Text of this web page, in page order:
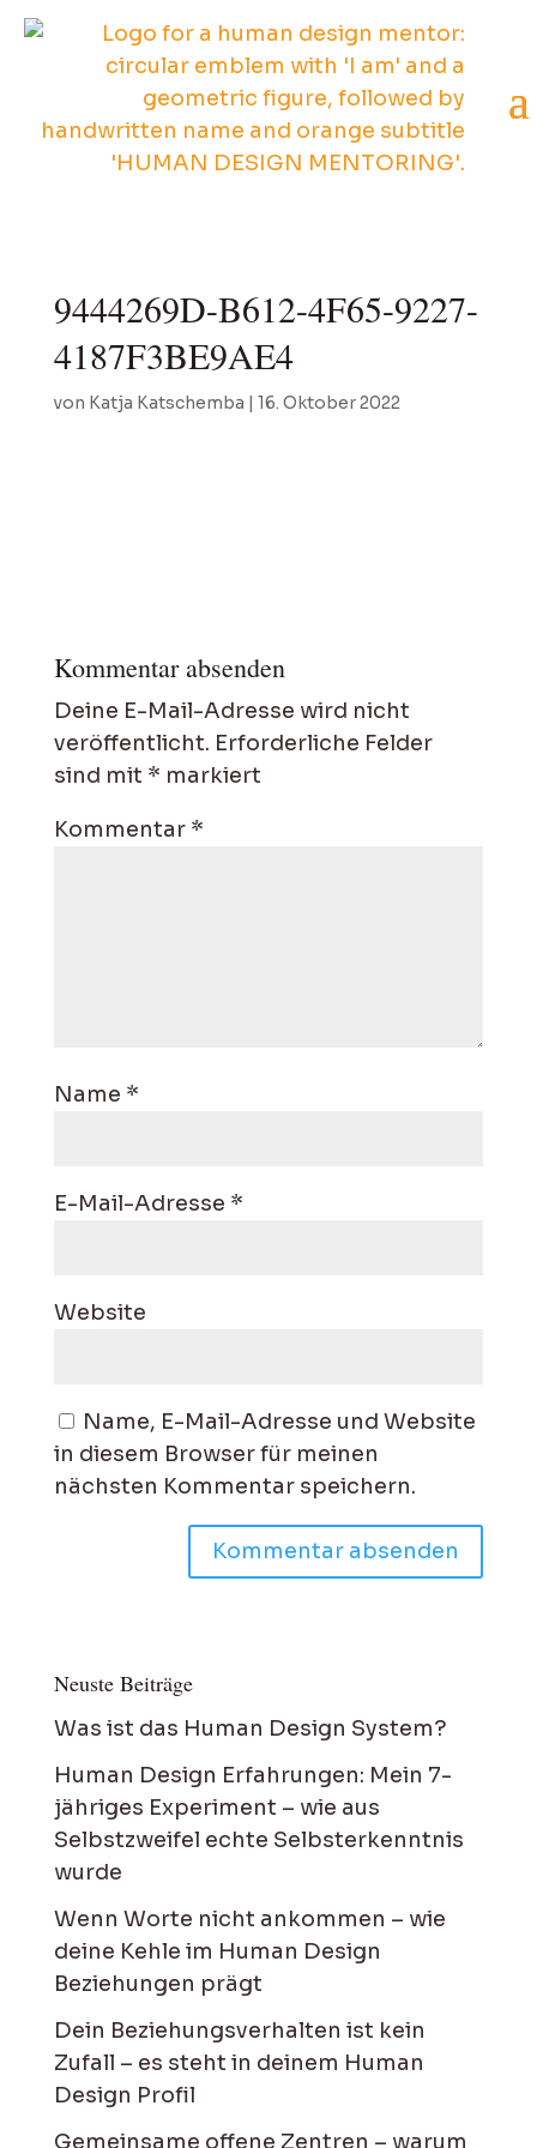
9444269D-B612-4F65-9227-
4187F3BE9AE4
von Katja Katschemba | 16. Oktober 2022
Kommentar absenden
Deine E-Mail-Adresse wird nicht
veröffentlicht. Erforderliche Felder
sind mit * markiert
Kommentar *
Name *
E-Mail-Adresse *
Website
Name, E-Mail-Adresse und Website
in diesem Browser für meinen
nächsten Kommentar speichern.
Neuste Beiträge
Was ist das Human Design System?
Human Design Erfahrungen: Mein 7-
jähriges Experiment – wie aus
Selbstzweifel echte Selbsterkenntnis
wurde
Wenn Worte nicht ankommen – wie
deine Kehle im Human Design
Beziehungen prägt
Dein Beziehungsverhalten ist kein
Zufall – es steht in deinem Human
Design Profil
Gemeinsame offene Zentren – warum